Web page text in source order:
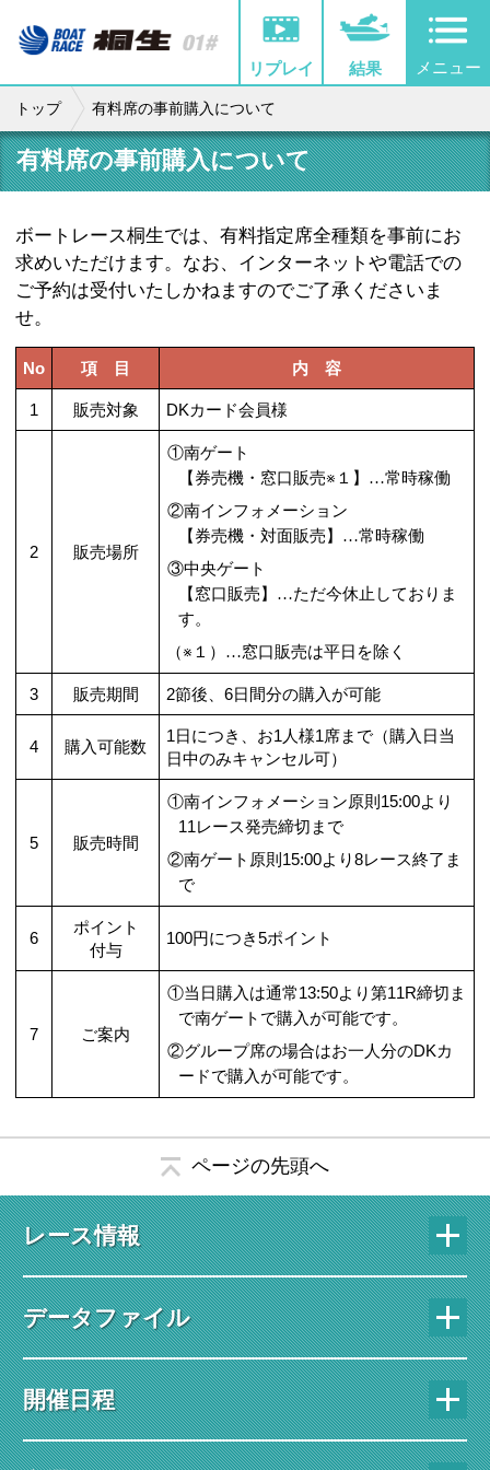
リプレイ 結果 メニュー
トップ 有料席の事前購入について
有料席の事前購入について
ボートレース桐生では、有料指定席全種類を事前にお
求めいただけます。なお、インターネットや電話での
ご予約は受付いたしかねますのでご了承くださいま
せ。
No 項 目 内 容
1 販売対象 DKカード会員様
2 販売場所
①南ゲート
【券売機・窓口販売※１】 …常時稼働
②南インフォメーション
【券売機・対面販売】 …常時稼働
③中央ゲート
【窓口販売】 …ただ今休止しておりま
す。
（※１） …窓口販売は平日を除く
3 販売期間 2節後、6日間分の購入が可能
4 購入可能数
1日につき、お1人様1席まで（購入日当
日中のみキャンセル可）
5 販売時間
①南インフォメーション原則15:00より
11レース発売締切まで
②南ゲート原則15:00より8レース終了ま
で
6
ポイント
付与
100円につき5ポイント
7 ご案内
①当日購入は通常13:50より第11R締切ま
で南ゲートで購入が可能です。
②グループ席の場合はお一人分のDKカ
ードで購入が可能です。
ページの先頭へ
レース情報
データファイル
開催日程